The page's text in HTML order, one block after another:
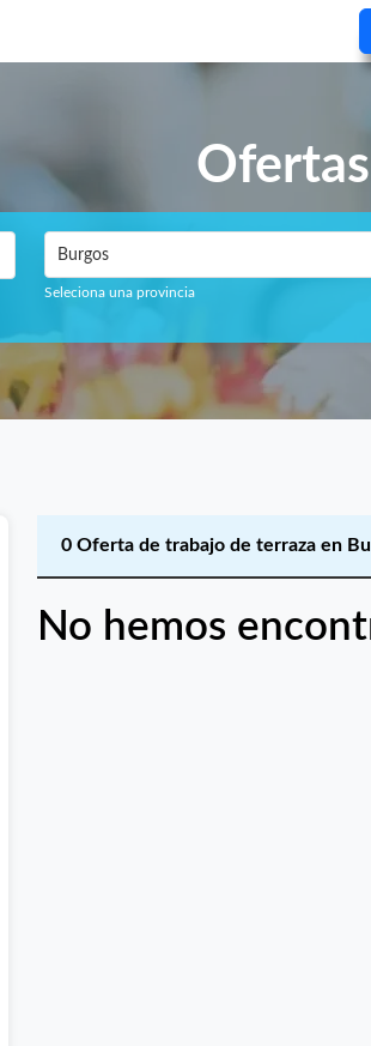
Ofertas
Burgos
Seleciona una provincia
0 Oferta de trabajo de terraza en
No hemos